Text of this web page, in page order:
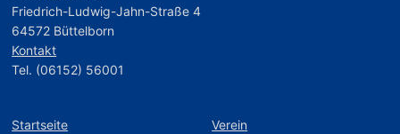
Friedrich-Ludwig-Jahn-Straße 4
64572 Büttelborn
Kontakt
Tel. (06152) 56001
Startseite
Verein